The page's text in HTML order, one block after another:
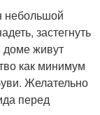
небольшой
застегнуть
доме живут
как минимум
Желательно
перед